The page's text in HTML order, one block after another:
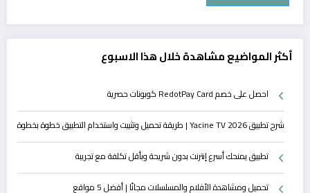
أكثر المواضيع مشاهدة خلال هذا الاسبوع
احصل على خصم RedotPay Card كوبونات حصرية
شرح تطبيق Yacine TV 2026 | طريقة تحميل وتثبيت واستخدام التطبيق خطوة بخطوة
تطبيق يمنحك أسرع إنترنت بدون شريحة وبأقل تكلفة مع تجريبة
تحميل ومشاهدة الأفلام والمسلسلات مجانًا | أفضل 5 مواقع